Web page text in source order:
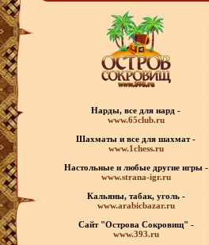
Нарды, все для нард -
www.65club.ru
Шахматы и все для шахмат -
www.1chess.ru
Настольные и любые другие игры -
www.strana-igr.ru
Кальяны, табак, уголь -
www.arabicbazar.ru
Сайт "Острова Сокровищ" -
www.393.ru